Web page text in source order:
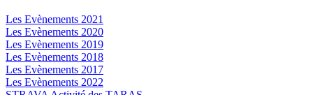
Les Evènements 2021
Les Evènements 2020
Les Evènements 2019
Les Evènements 2018
Les Evènements 2017
Les Evènements 2022